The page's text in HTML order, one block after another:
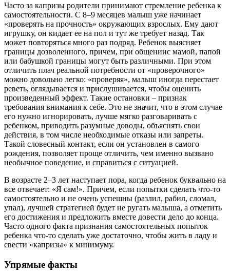
Часто за капризы родители принимают стремление ребенка к
самостоятельности. С 8–9 месяцев малыш уже начинает
«проверять на прочность» окружающих взрослых. Ему дают
игрушку, он кидает ее на пол и тут же требует назад. Так
может повторяться много раз подряд. Ребенок выясняет
границы дозволенного, причем, при общениис мамой, папой
или бабушкой границы могут быть различными. При этом
отличить плач реальной потребности от «проверочного»
можно довольно легко: «проверяя», малыш иногда перестает
реветь, оглядывается и прислушивается, чтобы оценить
произведенный эффект. Такие остановки – признак
требования внимания к себе. Это не значит, что в этом случае
его нужно игнорировать, лучше мягко разговаривать с
ребенком, приводить разумные доводы, объяснять свои
действия, в том числе необходимые отказы или запреты.
Такой словесный контакт, если он установлен в самого
рождения, позволяет проще отличить, чем именно вызвано
необычное поведение, и справиться с ситуацией.
В возрасте 2–3 лет наступает пора, когда ребенок буквально на
все отвечает: «Я сам!». Причем, если попытки сделать что-то
самостоятельно и не очень успешны (разлил, рабил, сломал,
упал), лучшей стратегией будет не ругать малыша, а отметить
его достижения и предложить вместе довести дело до конца.
Часто одного факта признания самостоятельных попыток
ребенка что-то сделать уже достаточно, чтобы жить в ладу и
свести «капризы» к минимуму.
Упрямые факты